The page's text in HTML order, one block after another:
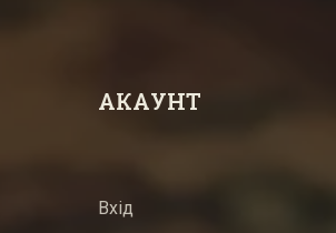
АКАУНТ
Вхід